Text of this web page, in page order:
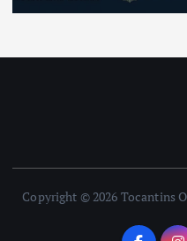
Copyright © 2026 Tocantins